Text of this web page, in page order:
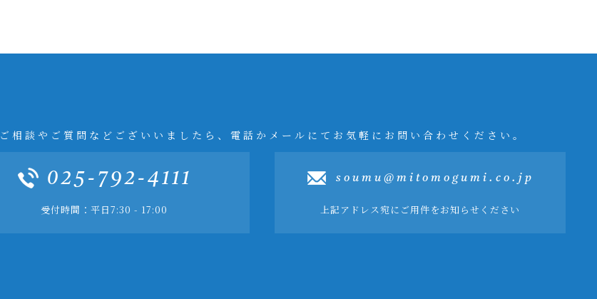
ご相談やご質問などございいましたら、電話かメールにてお気軽にお問い合わせください。
025-792-4111
受付時間：平日7:30 - 17:00
soumu@mitomogumi.co.jp
上記アドレス宛にご用件をお知らせください